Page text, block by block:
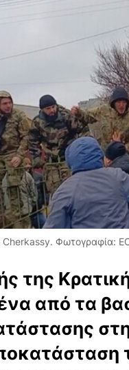
Cherkassy. Φωτογραφία:
της
από τα